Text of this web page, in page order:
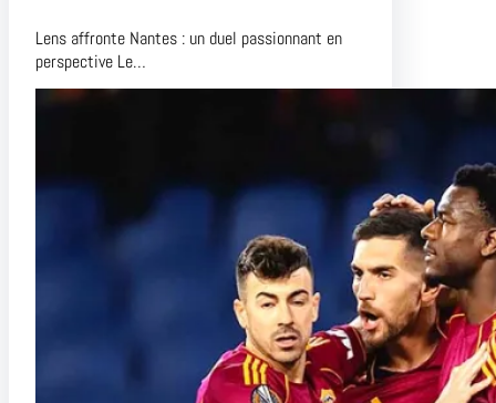
Lens affronte Nantes : un duel passionnant en
perspective Le…